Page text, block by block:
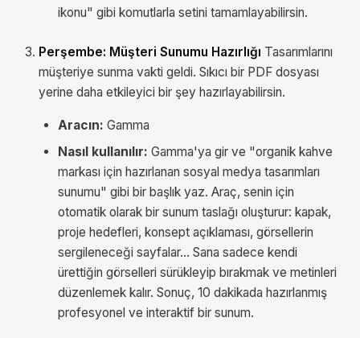
ikonu" gibi komutlarla setini tamamlayabilirsin.
Perşembe: Müşteri Sunumu Hazırlığı Tasarımlarını
müşteriye sunma vakti geldi. Sıkıcı bir PDF dosyası
yerine daha etkileyici bir şey hazırlayabilirsin.
Aracın: Gamma
Nasıl kullanılır: Gamma'ya gir ve "organik kahve
markası için hazırlanan sosyal medya tasarımları
sunumu" gibi bir başlık yaz. Araç, senin için
otomatik olarak bir sunum taslağı oluşturur: kapak,
proje hedefleri, konsept açıklaması, görsellerin
sergileneceği sayfalar... Sana sadece kendi
ürettiğin görselleri sürükleyip bırakmak ve metinleri
düzenlemek kalır. Sonuç, 10 dakikada hazırlanmış
profesyonel ve interaktif bir sunum.